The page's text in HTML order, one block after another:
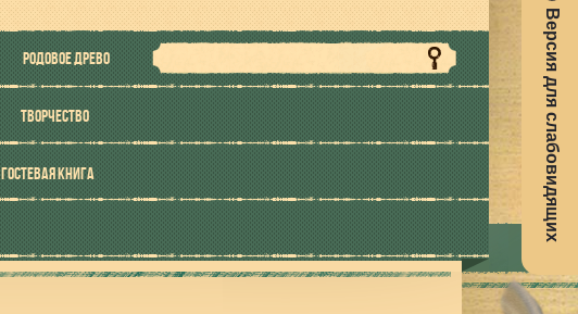
Версия для слабовидящих
РОДОВОЕ ДРЕВО
ТВОРЧЕСТВО
ГОСТЕВАЯ КНИГА